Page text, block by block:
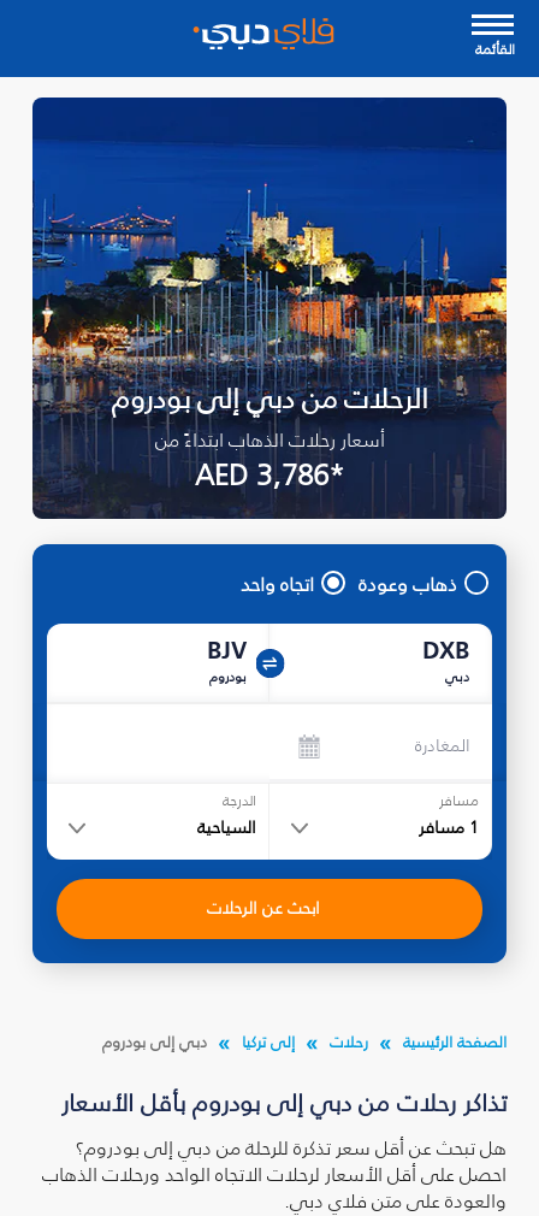
القأئمة
الرحلات من دبي إلى بودروم
أسعار رحلات الذهاب ابتداءً من
*AED 3,786
ذهاب وعودة اتجاه واحد
DXB
دبي
BJV
بودروم
المغادرة
مسافر
1 مسافر
الدرجة
السياحية
ابحث عن الرحلات
الصفحة الرئيسية رحلات إلى تركيا دبي إلى بودروم
تذاكر رحلات من دبي إلى بودروم بأقل الأسعار
هل تبحث عن أقل سعر تذكرة للرحلة من دبي إلى بودروم؟
احصل على أقل الأسعار لرحلات الاتجاه الواحد ورحلات الذهاب
والعودة على متن فلاي دبي.